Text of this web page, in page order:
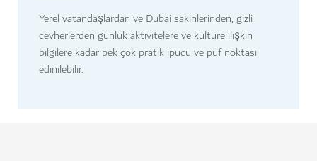
Yerel vatandaşlardan ve Dubai sakinlerinden, gizli
cevherlerden günlük aktivitelere ve kültüre ilişkin
bilgilere kadar pek çok pratik ipucu ve püf noktası
edinilebilir.